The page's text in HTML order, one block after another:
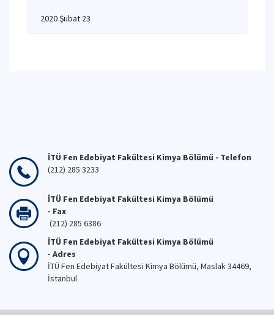
2020 Şubat 23
İTÜ Fen Edebiyat Fakültesi Kimya Bölümü - Telefon
(212) 285 3233
İTÜ Fen Edebiyat Fakültesi Kimya Bölümü
- Fax
(212) 285 6386
İTÜ Fen Edebiyat Fakültesi Kimya Bölümü
- Adres
İTÜ Fen Edebiyat Fakültesi Kimya Bölümü, Maslak 34469,
İstanbul